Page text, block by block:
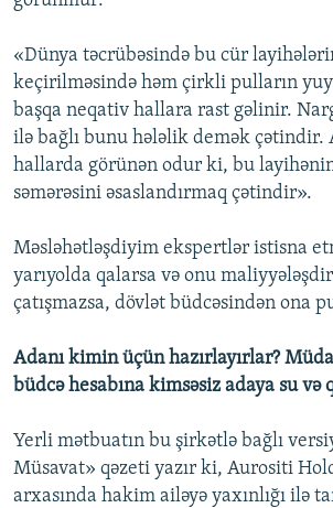
«Dünya təcrübəsində bu cür
keçirilməsində həm çirkli pulların
başqa neqativ hallara rast gəlinir.
ilə bağlı bunu hələlik demək çətindir.
hallarda görünən odur ki, bu
səmərəsini əsaslandırmaq çətindir».
Məsləhətləşdiyim ekspertlər istisna
yarıyolda qalarsa və onu
çatışmazsa, dövlət büdcəsindən ona
Adanı kimin üçün hazırlayırlar?
büdcə hesabına kimsəsiz adaya su və
Yerli mətbuatın bu şirkətlə bağlı
Müsavat» qəzeti yazır ki, Aurositi
arxasında hakim ailəyə yaxınlığı ilə